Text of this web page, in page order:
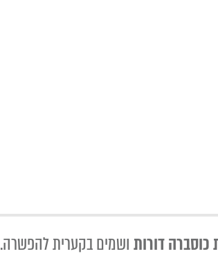
ושמים בקערית להפשרה.